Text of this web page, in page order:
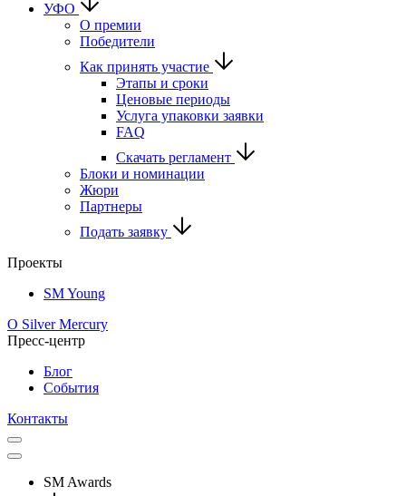
УФО
О премии
Победители
Как принять участие
Этапы и сроки
Ценовые периоды
Услуга упаковки заявки
FAQ
Скачать регламент
Блоки и номинации
Жюри
Партнеры
Подать заявку
Проекты
SM Young
О Silver Mercury
Пресс-центр
Блог
События
Контакты
SM Awards